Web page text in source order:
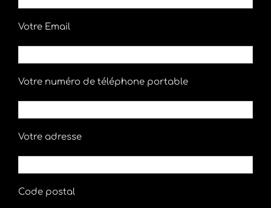
Votre Email
Votre numéro de téléphone portable
Votre adresse
Code postal